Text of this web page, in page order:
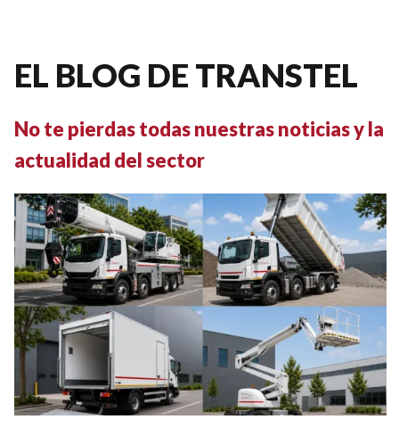
EL BLOG DE TRANSTEL
No te pierdas todas nuestras noticias y la
actualidad del sector